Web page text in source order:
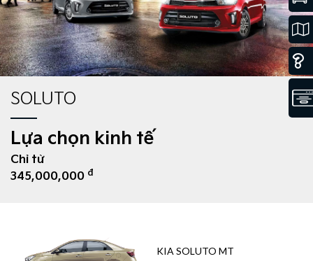
SOLUTO
Lựa chọn kinh tế
Chỉ từ
345,000,000 đ
KIA SOLUTO MT